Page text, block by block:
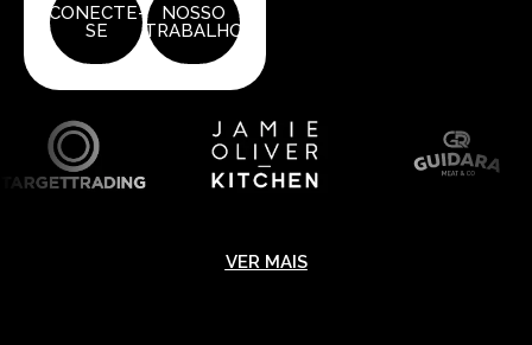
CONECTE-
SE
NOSSO
TRABALHO
VER MAIS